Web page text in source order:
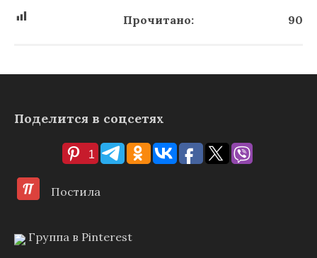
Прочитано: 90
Поделится в соцсетях
1
Постила
Группа в Pinterest